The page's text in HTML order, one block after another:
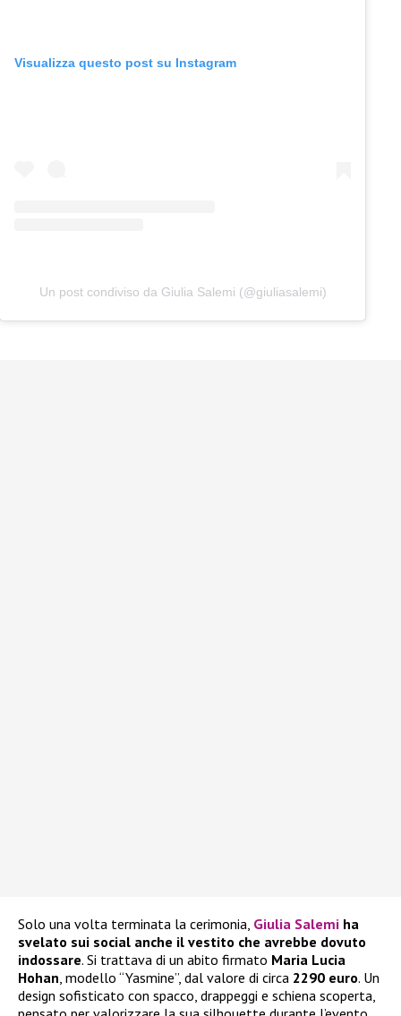
Visualizza questo post su Instagram
Un post condiviso da Giulia Salemi (@giuliasalemi)
Solo una volta terminata la cerimonia, Giulia Salemi ha
svelato sui social anche il vestito che avrebbe dovuto
indossare. Si trattava di un abito firmato Maria Lucia
Hohan, modello “Yasmine”, dal valore di circa 2290 euro. Un
design sofisticato con spacco, drappeggi e schiena scoperta,